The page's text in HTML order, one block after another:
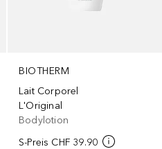
BIOTHERM
Lait Corporel
L'Original
Bodylotion
S-Preis CHF 39.90